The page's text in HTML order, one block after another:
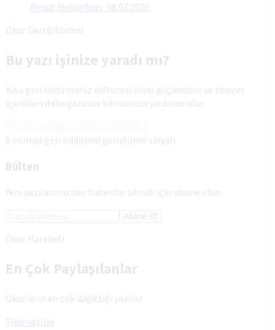
Mesut Hekimhan · 08.07.2026
Okur Geri Bildirimi
Bu yazı işinize yaradı mı?
Kısa geri bildiriminiz editoryal yönü güçlendirir ve benzer
içerikleri daha görünür kılmamıza yardımcı olur.
0 olumlu geri bildirim0 geliştirme sinyali
Bülten
Yeni yazılarımızdan haberdar olmak için abone olun.
Abone Ol
Okur Hareketi
En Çok Paylaşılanlar
Okurların en çok dağıttığı yazılar.
Tüm yazılar